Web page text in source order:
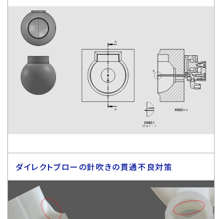
ダイレクトブローの針吹きの貫通不良対策